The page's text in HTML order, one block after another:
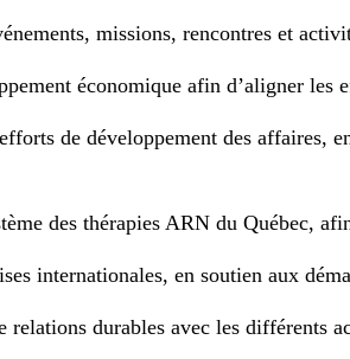
missions, rencontres et
économique afin d’aligner les
de développement des affaires,
des thérapies ARN du Québec,
internationales, en soutien aux
durables avec les différents